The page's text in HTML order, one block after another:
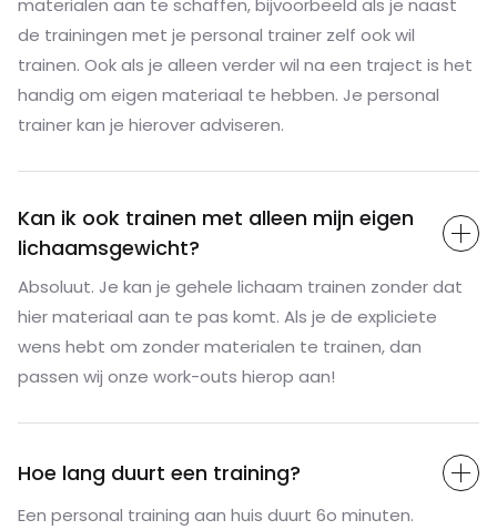
materialen aan te schaffen, bijvoorbeeld als je naast
de trainingen met je personal trainer zelf ook wil
trainen. Ook als je alleen verder wil na een traject is het
handig om eigen materiaal te hebben. Je personal
trainer kan je hierover adviseren.
Kan ik ook trainen met alleen mijn eigen
lichaamsgewicht?
Absoluut. Je kan je gehele lichaam trainen zonder dat
hier materiaal aan te pas komt. Als je de expliciete
wens hebt om zonder materialen te trainen, dan
passen wij onze work-outs hierop aan!
Hoe lang duurt een training?
Een personal training aan huis duurt 6o minuten.